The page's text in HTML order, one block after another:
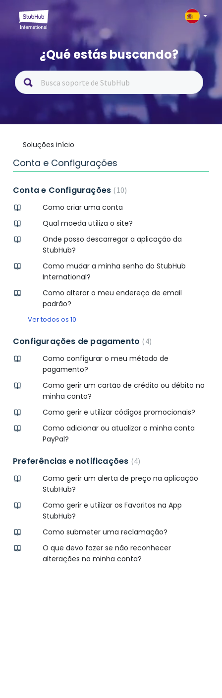
¿Qué estás buscando?
Soluções início
Conta e Configurações
Conta e Configurações 10
Como criar uma conta
Qual moeda utiliza o site?
Onde posso descarregar a aplicação da
StubHub?
Como mudar a minha senha do StubHub
International?
Como alterar o meu endereço de email
padrão?
Ver todos os 10
Configurações de pagamento
4
Como configurar o meu método de
pagamento?
Como gerir um cartão de crédito ou débito na
minha conta?
Como gerir e utilizar códigos promocionais?
Como adicionar ou atualizar a minha conta
PayPal?
Preferências e notificações 4
Como gerir um alerta de preço na aplicação
StubHub?
Como gerir e utilizar os Favoritos na App
StubHub?
Como submeter uma reclamação?
O que devo fazer se não reconhecer
alterações na minha conta?